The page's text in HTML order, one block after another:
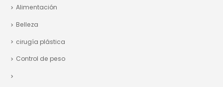
Alimentación
Belleza
cirugía plástica
Control de peso